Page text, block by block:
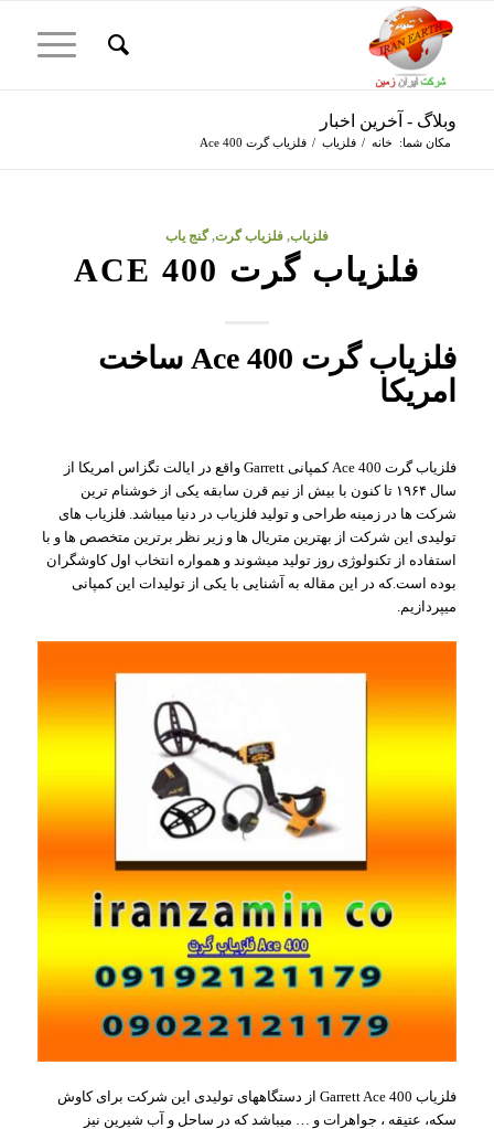
وبلاگ - آخرین اخبار
مکان شما: خانه / فلزیاب / فلزیاب گرت Ace 400
فلزیاب, فلزیاب گرت,گنج یاب
فلزیاب گرت ACE 400
فلزیاب گرت Ace 400 ساخت
امریکا
فلزیاب گرت Ace 400 کمپانی Garrett واقع در ایالت تگزاس امریکا از
سال ۱۹۶۴ تا کنون با بیش از نیم قرن سابقه یکی از خوشنام ترین
شرکت ها در زمینه طراحی و تولید فلزیاب در دنیا میباشد. فلزیاب های
تولیدی این شرکت از بهترین متریال ها و زیر نظر برترین متخصص ها و با
استفاده از تکنولوژی روز تولید میشوند و همواره انتخاب اول کاوشگران
بوده است.که در این مقاله به آشنایی با یکی از تولیدات این کمپانی
میپردازیم.
فلزیاب Garrett Ace 400 از دستگاههای تولیدی این شرکت برای کاوش
سکه، عتیقه ، جواهرات و … میباشد که در ساحل و آب شیرین نیز